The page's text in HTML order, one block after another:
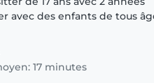
avec des enfants de tous
17 minutes